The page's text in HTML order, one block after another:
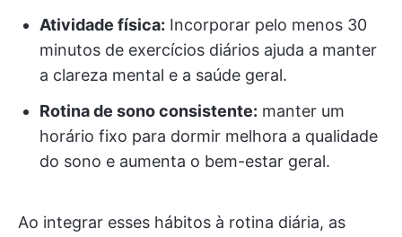
Atividade física: Incorporar pelo menos 30
minutos de exercícios diários ajuda a manter
a clareza mental e a saúde geral.
Rotina de sono consistente: manter um
horário fixo para dormir melhora a qualidade
do sono e aumenta o bem-estar geral.
Ao integrar esses hábitos à rotina diária, as